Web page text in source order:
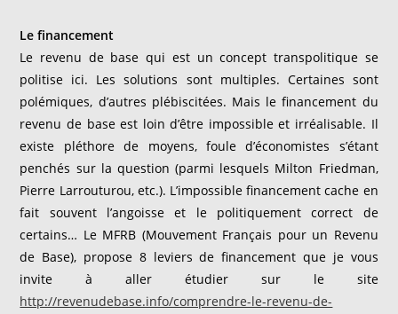
Le financement
Le revenu de base qui est un concept transpolitique se
politise ici. Les solutions sont multiples. Certaines sont
polémiques, d’autres plébiscitées. Mais le financement du
revenu de base est loin d’être impossible et irréalisable. Il
existe pléthore de moyens, foule d’économistes s’étant
penchés sur la question (parmi lesquels Milton Friedman,
Pierre Larrouturou, etc.). L’impossible financement cache en
fait souvent l’angoisse et le politiquement correct de
certains… Le MFRB (Mouvement Français pour un Revenu
de Base), propose 8 leviers de financement que je vous
invite à aller étudier sur le site
http://revenudebase.info/comprendre-le-revenu-de-